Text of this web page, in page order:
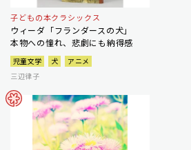
子どもの本クラシックス
ウィーダ「フランダースの犬」
本物への憧れ、悲劇にも納得感
児童文学 犬
アニメ
三辺律子